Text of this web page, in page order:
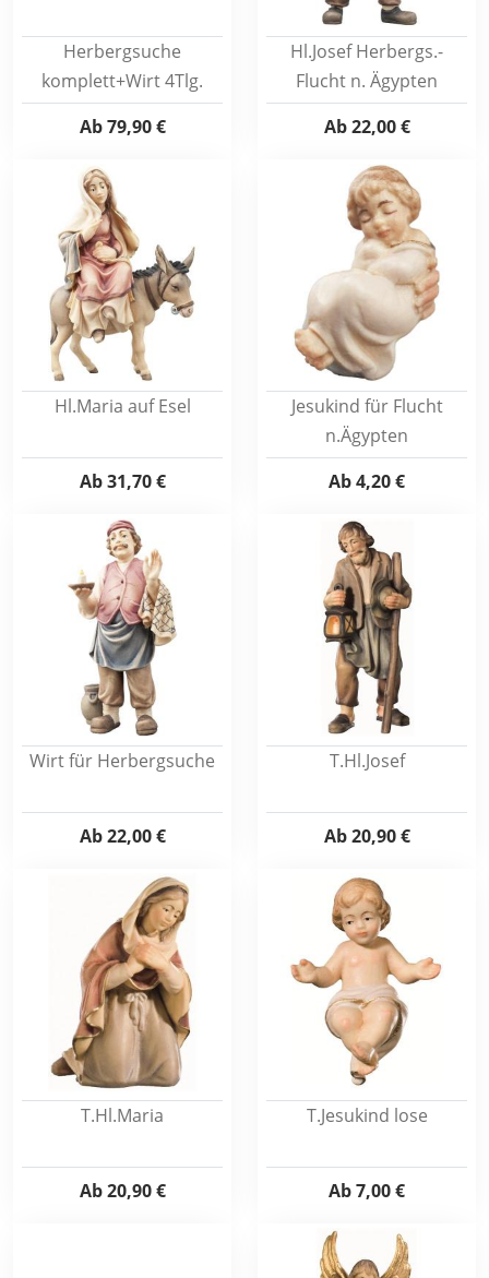
Herbergsuche
komplett+Wirt 4Tlg.
Ab79,90 €
Hl.Josef Herbergs.-
Flucht n. Ägypten
Ab22,00 €
Hl.Maria auf Esel
Ab31,70 €
Jesukind für Flucht
n.Ägypten
Ab4,20 €
Wirt für Herbergsuche
Ab22,00 €
T.Hl.Josef
Ab20,90 €
T.Hl.Maria
Ab20,90 €
T.Jesukind lose
Ab7,00 €